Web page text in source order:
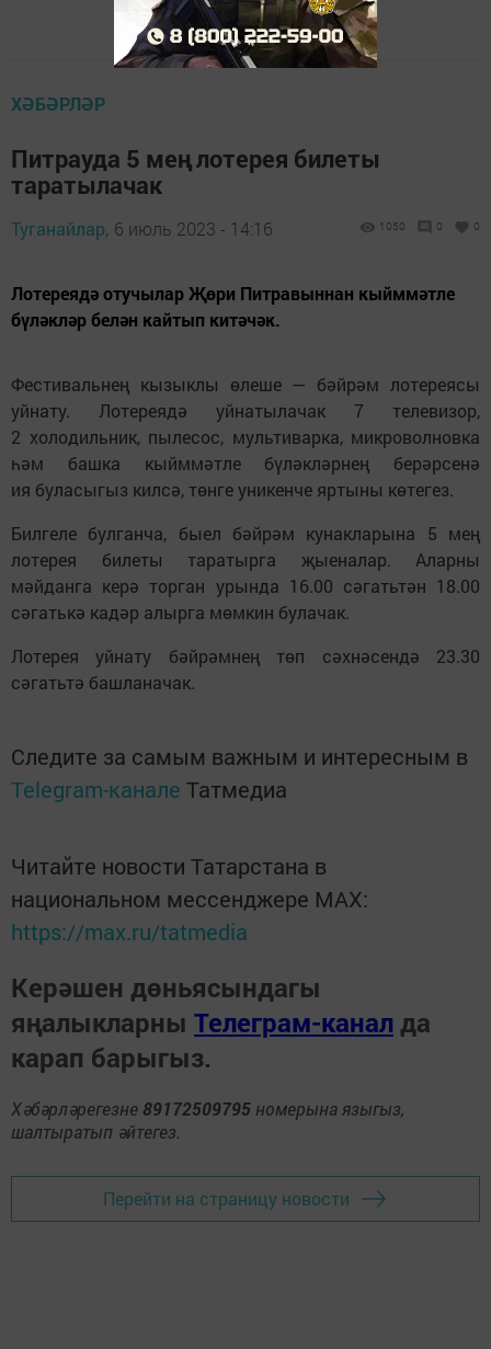
ХӘБӘРЛӘР
Питрауда 5 мең лотерея билеты
таратылачак
Туганайлар, 6 июль 2023 - 14:16 1050 0 0
Лотереядә отучылар Җөри Питравыннан кыйммәтле
бүләкләр белән кайтып китәчәк.
Фестивальнең кызыклы өлеше — бәйрәм лотереясы
уйнату. Лотереядә уйнатылачак 7 телевизор,
2 холодильник, пылесос, мультиварка, микроволновка
һәм башка кыйммәтле бүләкләрнең берәрсенә
ия буласыгыз килсә, төнге уникенче яртыны көтегез.
Билгеле булганча, быел бәйрәм кунакларына 5 мең
лотерея билеты таратырга җыеналар. Аларны
мәйданга керә торган урында 16.00 сәгатьтән 18.00
сәгатькә кадәр алырга мөмкин булачак.
Лотерея уйнату бәйрәмнең төп сәхнәсендә 23.30
сәгатьтә башланачак.
Следите за самым важным и интересным в
Telegram-канале Татмедиа
Читайте новости Татарстана в
национальном мессенджере MАХ:
https://max.ru/tatmedia
Керәшен дөньясындагы
яңалыкларны Телеграм-канал да
карап барыгыз.
Хәбәрләрегезне 89172509795 номерына языгыз,
шалтыратып әйтегез.
Перейти на страницу новости